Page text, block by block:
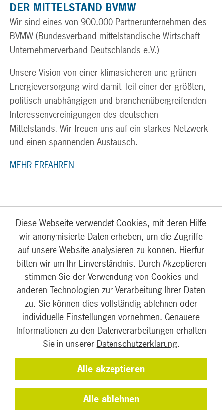
Diese Webseite verwendet Cookies, mit deren Hilfe
wir anonymisierte Daten erheben, um die Zugriffe
auf unsere Website analysieren zu können. Hierfür
bitten wir um Ihr Einverständnis. Durch Akzeptieren
stimmen Sie der Verwendung von Cookies und
anderen Technologien zur Verarbeitung Ihrer Daten
zu. Sie können dies vollständig ablehnen oder
individuelle Einstellungen vornehmen. Genauere
Informationen zu den Datenverarbeitungen erhalten
Sie in unserer Datenschutzerklärung.
Alle akzeptieren
Alle ablehnen
DER MITTELSTAND BVMW
Wir sind eines von 900.000 Partnerunternehmen des
BVMW (Bundesverband mittelständische Wirtschaft
Unternehmerverband Deutschlands e.V.)
Unsere Vision von einer klimasicheren und grünen
Energieversorgung wird damit Teil einer der größten,
politisch unabhängigen und branchenübergreifenden
Interessenvereinigungen des deutschen
Mittelstands. Wir freuen uns auf ein starkes Netzwerk
und einen spannenden Austausch.
MEHR ERFAHREN
FÜR UNTERNEHMEN
FÜR KOMMUNENPROJEKTE
NEWSÜBER UNS
IMPRESSUM DATENSCHUTZ